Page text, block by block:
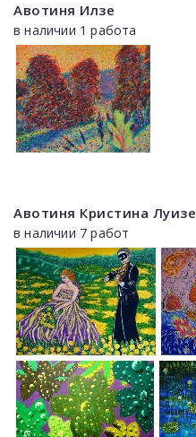
Авотиня Илзе
в наличии 1 работа
Авотиня Кристина Луизе
в наличии 7 работ